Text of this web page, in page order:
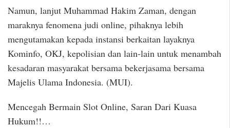
Namun, lanjut Muhammad Hakim Zaman, dengan
maraknya fenomena judi online, pihaknya lebih
mengutamakan kepada instansi berkaitan layaknya
Kominfo, OKJ, kepolisian dan lain-lain untuk menambah
kesadaran masyarakat bersama bekerjasama bersama
Majelis Ulama Indonesia. (MUI).
Mencegah Bermain Slot Online, Saran Dari Kuasa
Hukum!!…